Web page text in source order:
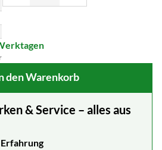
abhängig von der Abnahmemenge
den Warenkorb
& Service – alles aus